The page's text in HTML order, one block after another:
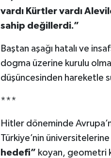
vardı Kürtler vardı
sahip değillerdi.”
Baştan aşağı hatalı ve
dogma üzerine kurulu
düşüncesinden hareketle
***
Hitler döneminde
Türkiye’nin
hedefi” koyan, geometri